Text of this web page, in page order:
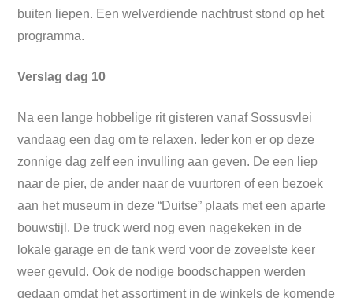
buiten liepen. Een welverdiende nachtrust stond op het
programma.
Verslag dag 10
Na een lange hobbelige rit gisteren vanaf Sossusvlei
vandaag een dag om te relaxen. Ieder kon er op deze
zonnige dag zelf een invulling aan geven. De een liep
naar de pier, de ander naar de vuurtoren of een bezoek
aan het museum in deze “Duitse” plaats met een aparte
bouwstijl. De truck werd nog even nagekeken in de
lokale garage en de tank werd voor de zoveelste keer
weer gevuld. Ook de nodige boodschappen werden
gedaan omdat het assortiment in de winkels de komende